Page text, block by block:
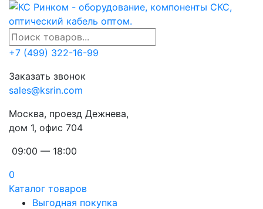
+7 (499) 322-16-99
Заказать звонок
sales@ksrin.com
Москва, проезд Дежнева,
дом 1, офис 704
09:00 — 18:00
0
Каталог товаров
Выгодная покупка